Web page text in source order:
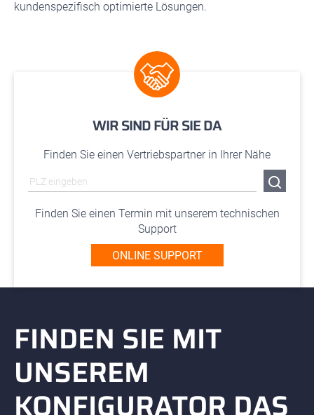
kundenspezifisch optimierte Lösungen.
WIR SIND FÜR SIE DA
Finden Sie einen Vertriebspartner in Ihrer Nähe
Finden Sie einen Termin mit unserem technischen
Support
ONLINE SUPPORT
FINDEN SIE MIT
UNSEREM